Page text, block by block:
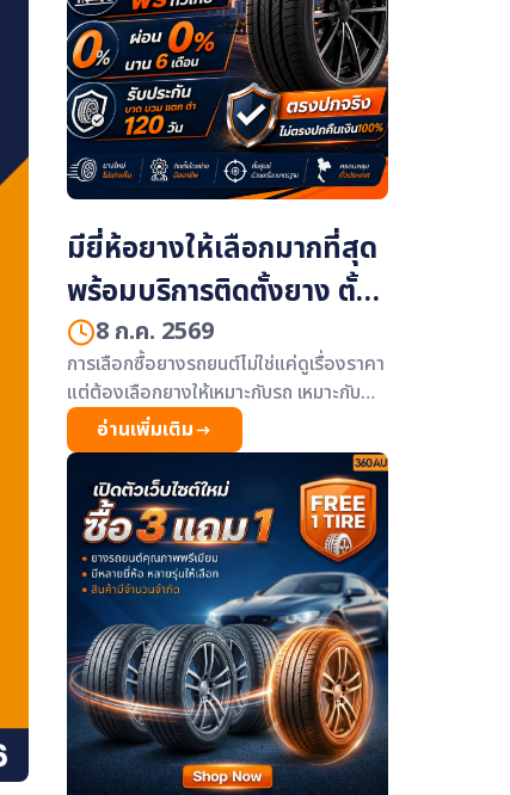
มียี่ห้อยางให้เลือกมากที่สุด
พร้อมบริการติดตั้งยาง ตั้ง
ศูนย์ ถ่วงล้อ ฟรีทั่วไทย
8 ก.ค. 2569
การเลือกซื้อยางรถยนต์ไม่ใช่แค่ดูเรื่องราคา
แต่ต้องเลือกยางให้เหมาะกับรถ เหมาะกับ
การใช้งาน และต้องมั่นใจได้ว่าสินค้าที่ได้รับ
เป็นยางคุณภาพดี ตรงปก มีบริการหลังการ
ขายครบถ้วน ซึ่ง 360AUTO พร้อมตอบ
โจทย์คนใช้รถยุคใหม่ ด้วยยางรถยนต์หลาก
หลายยี่ห้อชั้นนำ พร้อมจุดบริการติดตั้งทั่ว
ประเทศไทย
อ่านเพิ่มเติม